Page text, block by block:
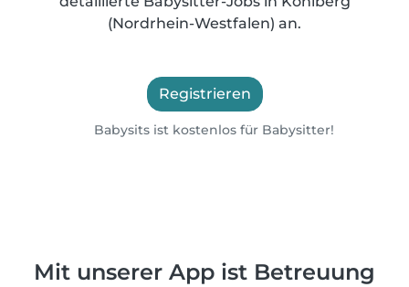
(Nordrhein-Westfalen) an.
Registrieren
Babysits ist kostenlos für Babysitter!
Mit unserer App ist Betreuung